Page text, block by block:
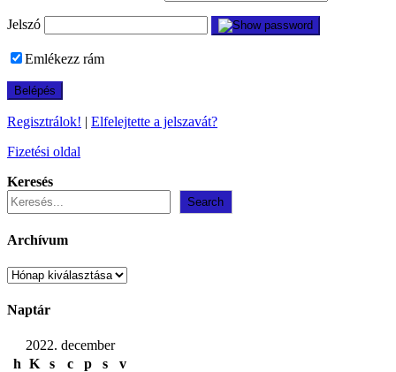
Jelszó
Emlékezz rám
Regisztrálok! | Elfelejtette a jelszavát?
Fizetési oldal
Keresés
Search
Archívum
Archívum
Naptár
2022. december
h K s c p s
v